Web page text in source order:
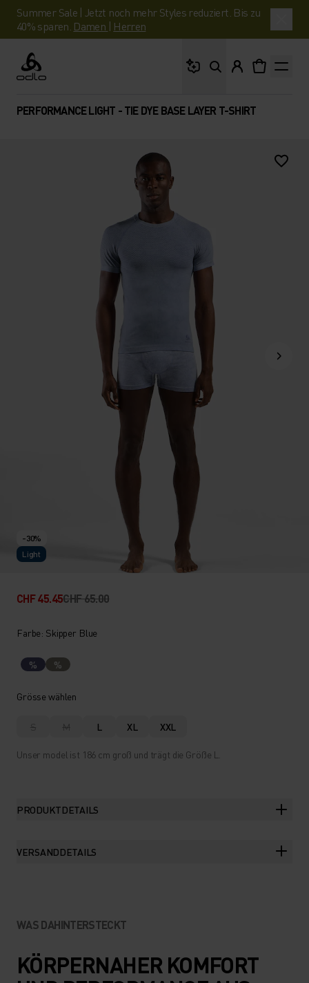
Summer Sale | Jetzt noch mehr Styles reduziert. Bis zu
40% sparen. Damen | Herren
Odlo
PERFORMANCE LIGHT - TIE DYE BASE LAYER T-SHIRT
-30%
Light
CHF 45.45CHF 65.00
Farbe: Skipper Blue
% %
Grösse wählen
S M L XL XXL
Unser model ist 186 cm groß und trägt die Größe L.
PRODUKTDETAILS
VERSANDDETAILS
WAS DAHINTERSTECKT
KÖRPERNAHER KOMFORT